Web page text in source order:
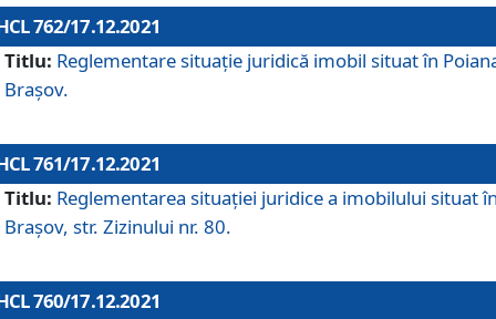
762/17.12.2021
Titlu: Reglementare situație juridică imobil situat în
Brașov.
761/17.12.2021
Titlu: Reglementarea situației juridice a imobilului situat
Brașov, str. Zizinului nr. 80.
760/17.12.2021